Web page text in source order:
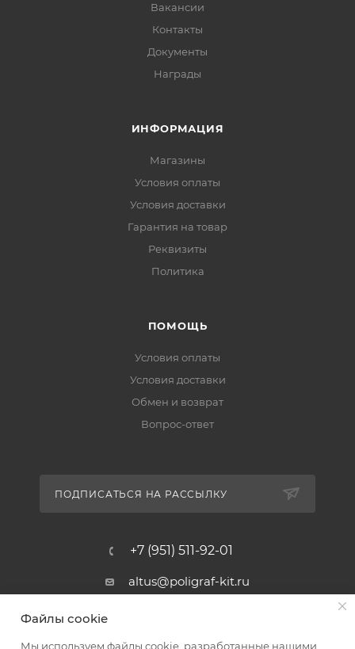
Вакансии
Контакты
Документы
Награды
ИНФОРМАЦИЯ
Магазины
Условия оплаты
Условия доставки
Гарантия на товар
Реквизиты
Политика
ПОМОЩЬ
Условия оплаты
Условия доставки
Обмен и возврат
Вопрос-ответ
ПОДПИСАТЬСЯ НА РАССЫЛКУ
+7 (951) 511-92-01
altus@poligraf-kit.ru
Магазин-склад ТЦ "Альтус"
пос. Янтарный, Малое Зеленое
Файлы cookie
Мы используем файлы cookie, разработанные нашими